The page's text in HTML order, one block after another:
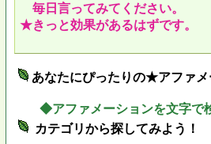
毎日言ってみてください。
★きっと効果があるはずです。
あなたにぴったりの★アファ
◆アファメーションを文字で
カテゴリから探してみよう！